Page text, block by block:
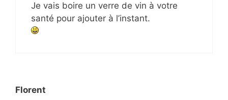
Je vais boire un verre de vin à votre
santé pour ajouter à l’instant.
Florent